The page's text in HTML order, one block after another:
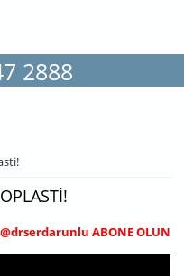
2888
@drserdarunlu ABONE OLUN